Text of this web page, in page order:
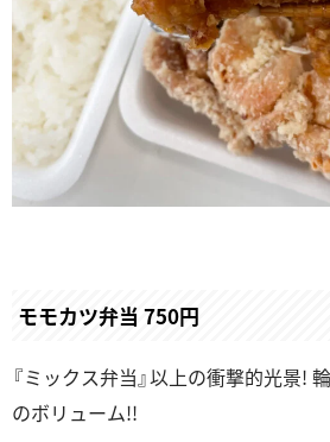
モモカツ弁当 750円
『ミックス弁当』以上の衝撃的光景!
のボリューム!!